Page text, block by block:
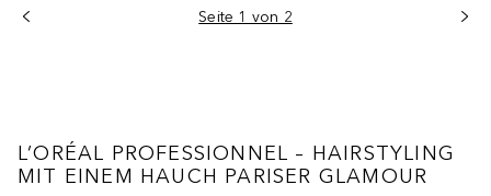
Seite 1 von 2
L’ORÉAL PROFESSIONNEL – HAIRSTYLING
MIT EINEM HAUCH PARISER GLAMOUR